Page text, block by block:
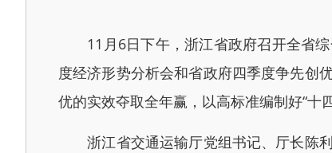
11月6日下午，浙江省政府召开全省综
度经济形势分析会和省政府四季度争先创
优的实效夺取全年赢，以高标准编制好“十
浙江省交通运输厅党组书记、厅长陈利